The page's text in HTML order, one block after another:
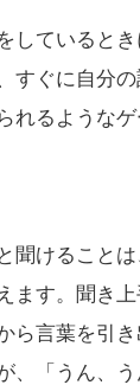
していると
すぐに自分
れるようなゲ
聞けること
ます。聞き
ら言葉を引
、「うん、